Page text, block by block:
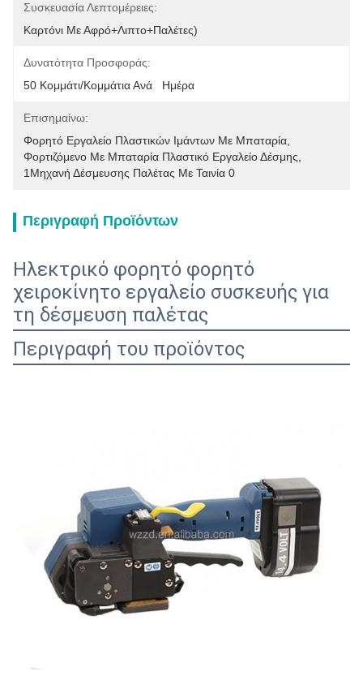
Συσκευασία Λεπτομέρειες:
Καρτόνι Με Αφρό+λιπτο+παλέτες)
Δυνατότητα Προσφοράς:
50 Κομμάτι/κομμάτια Ανά   Ημέρα
Επισημαίνω:
Φορητό Εργαλείο Πλαστικών Ιμάντων Με Μπαταρία
Φορτιζόμενο Με Μπαταρία Πλαστικό Εργαλείο Δέσμης
1Μηχανή Δέσμευσης Παλέτας Με Ταινία 0
Περιγραφή Προϊόντων
Ηλεκτρικό φορητό φορητό
χειροκίνητο εργαλείο συσκευής για
τη δέσμευση παλέτας
Περιγραφή του προϊόντος